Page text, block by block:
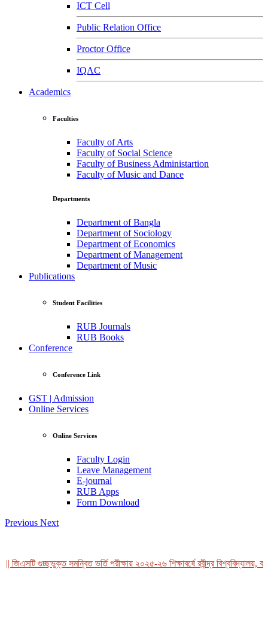
ICT Cell
Public Relation Office
Proctor Office
IQAC
Academics
Faculties
Faculty of Arts
Faculty of Social Science
Faculty of Business Administartion
Faculty of Music and Dance
Departments
Department of Bangla
Department of Sociology
Department of Economics
Department of Management
Department of Music
Publications
Student Facilities
RUB Journals
RUB Books
Conference
Conference Link
GST | Admission
Online Services
Online Services
Faculty Login
Leave Management
E-journal
RUB Apps
Form Download
Previous Next
গুচ্ছভুক্ত সমন্বিত ভর্তি পরীক্ষায় ২০২৫-২৬ শিক্ষাবর্ষে রবীন্দ্র বিশ্ববিদ্যালয়,